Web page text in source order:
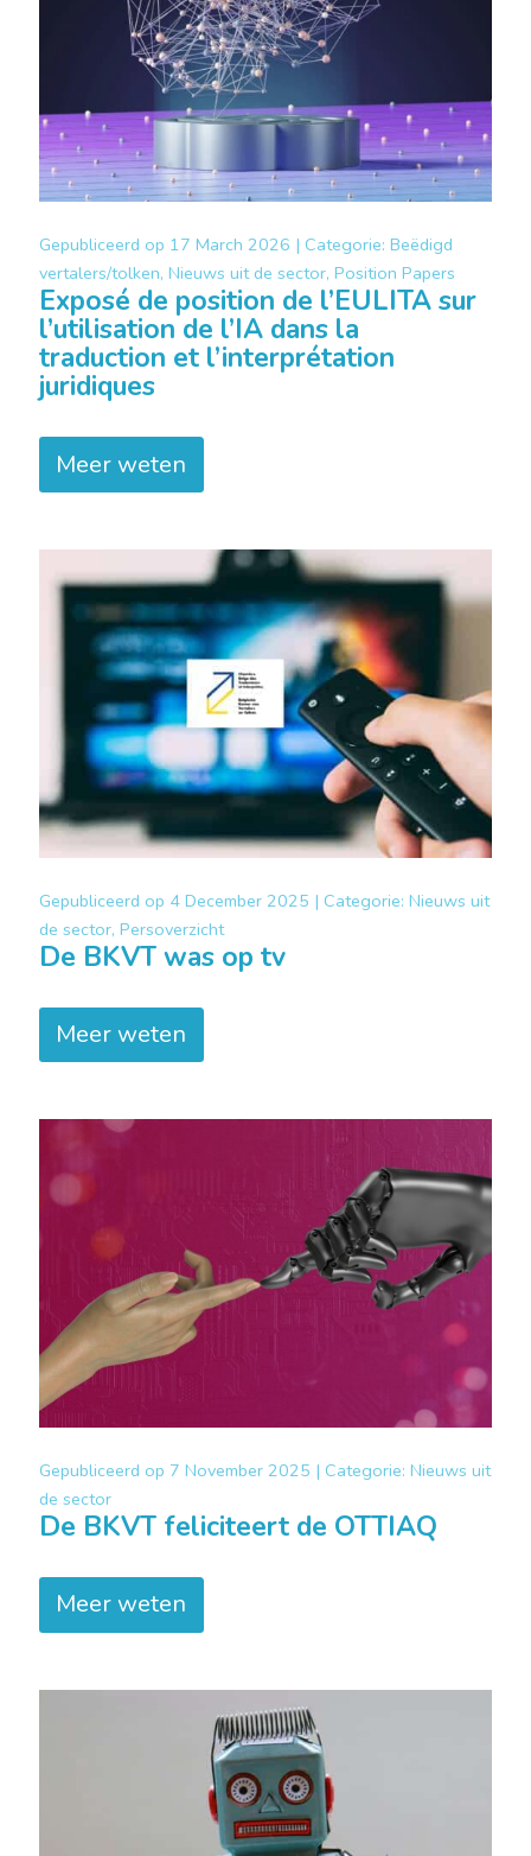
Gepubliceerd op 17 March 2026 | Categorie: Beëdigd
vertalers/tolken, Nieuws uit de sector, Position Papers
Exposé de position de l’EULITA sur
l’utilisation de l’IA dans la
traduction et l’interprétation
juridiques
Meer weten
Gepubliceerd op 4 December 2025 | Categorie: Nieuws uit
de sector, Persoverzicht
De BKVT was op tv
Meer weten
Gepubliceerd op 7 November 2025 | Categorie: Nieuws uit
de sector
De BKVT feliciteert de OTTIAQ
Meer weten